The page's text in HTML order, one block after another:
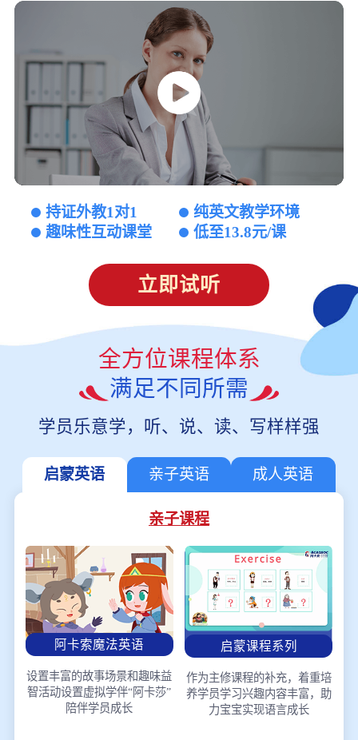
持证外教1对1
纯英文教学环境
趣味性互动课堂
低至13.8元/课
立即试听
全方位课程体系
满足不同所需
学员乐意学，听、说、读、写样样强
启蒙英语 亲子英语 成人英语
亲子课程
阿卡索魔法英语
设置丰富的故事场景和趣味益
智活动设置虚拟学伴“阿卡莎”
陪伴学员成长
启蒙课程系列
作为主修课程的补充，着重培
养学员学习兴趣内容丰富，助
力宝宝实现语言成长